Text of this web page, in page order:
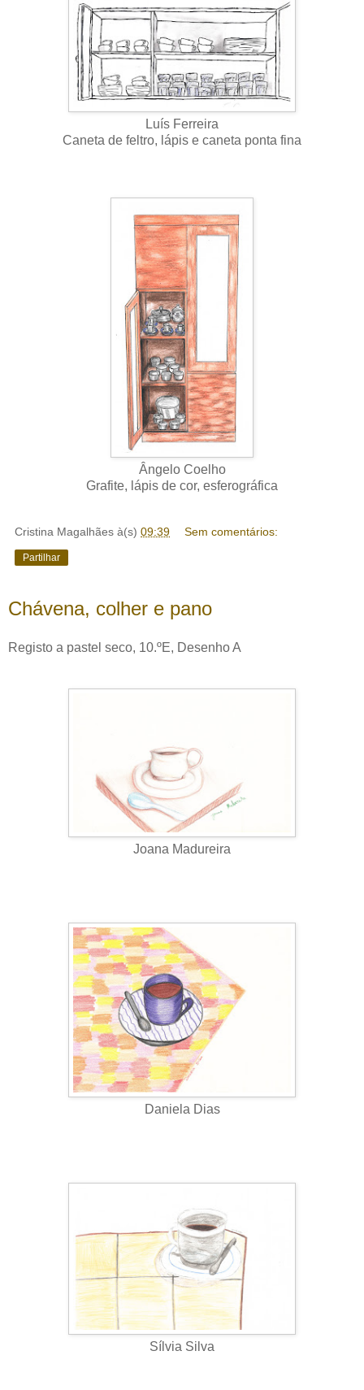
Luís Ferreira
Caneta de feltro, lápis e caneta ponta fina
Ângelo Coelho
Grafite, lápis de cor, esferográfica
Cristina Magalhães à(s) 09:39 Sem comentários:
Partilhar
Chávena, colher e pano
Registo a pastel seco, 10.ºE, Desenho A
Joana Madureira
Daniela Dias
Sílvia Silva